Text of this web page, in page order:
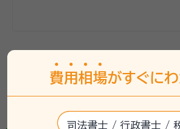
県総合運動場駅(静岡県)で相続手
を
費用 相場がすぐにわ
司法書士 / 行政書士 /